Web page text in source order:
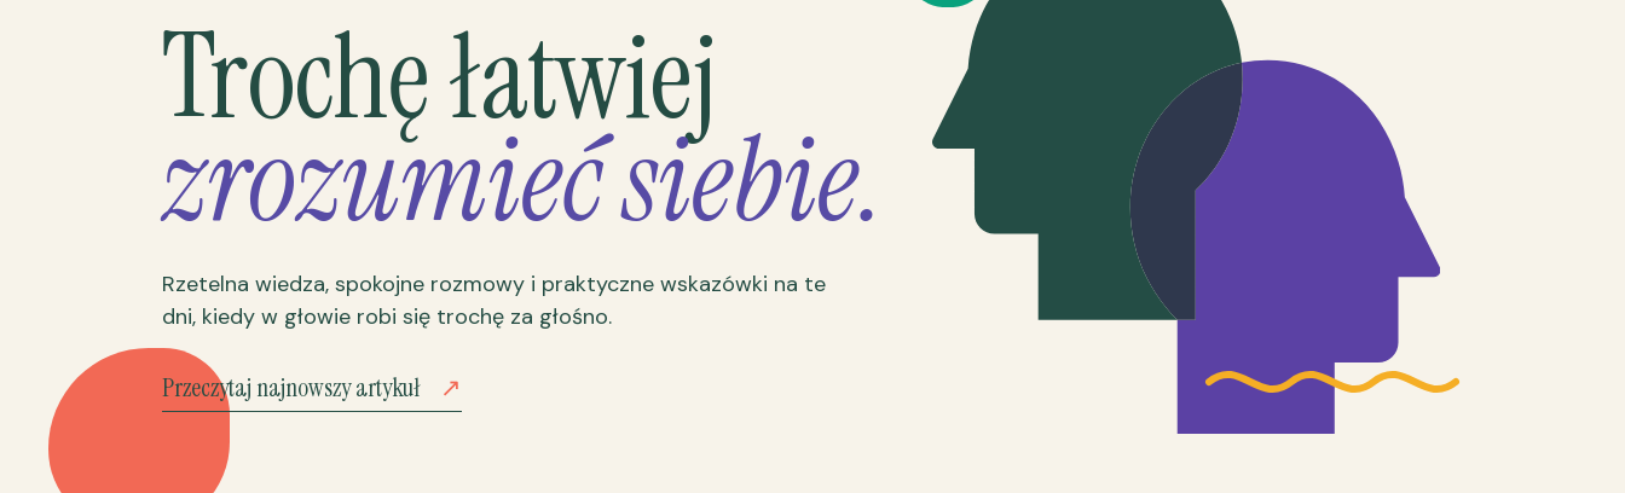
Trochę łatwiej
zrozumieć siebie.
Rzetelna wiedza, spokojne rozmowy i praktyczne wskazówki na te
dni, kiedy w głowie robi się trochę za głośno.
Przeczytaj najnowszy artykuł ↗